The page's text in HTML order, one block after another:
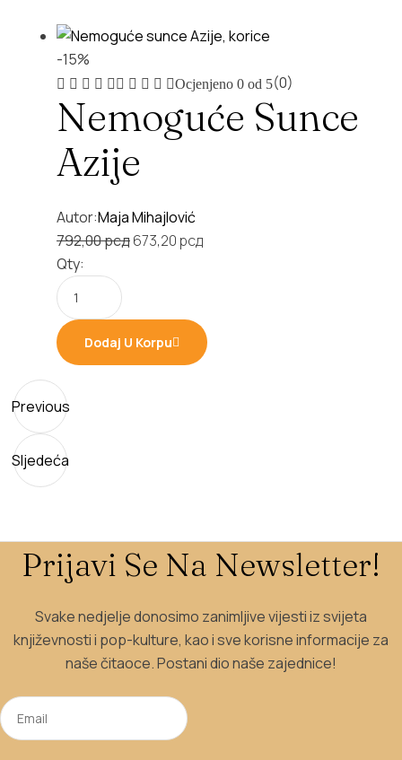
-15%
Ocjenjeno 0 od 5(0)
Nemoguće Sunce
Azije
Autor:Maja Mihajlović
792,00рсдOriginal
673,20 рсдCurrent
Qty:
Dodaj U Korpu
Previous
Sljedeća
Prijavi Se Na Newsletter!
Svake nedjelje donosimo zanimljive vijesti iz svijeta
književnosti i pop-kulture, kao i sve korisne informacije za
naše čitaoce. Postani dio naše zajednice!